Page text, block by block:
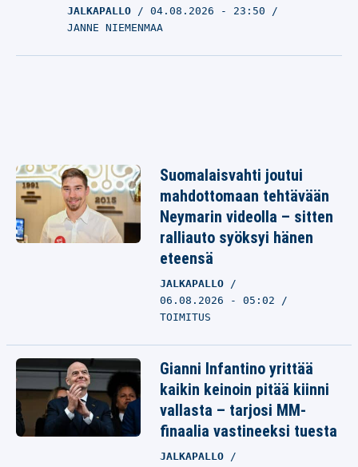
JALKAPALLO 04.08.2026 - 23:50
JANNE NIEMENMAA
Suomalaisvahti joutui
mahdottomaan tehtävään
Neymarin videolla – sitten
ralliauto syöksyi hänen
eteensä
JALKAPALLO
06.08.2026 - 05:02
TOIMITUS
Gianni Infantino yrittää
kaikin keinoin pitää kiinni
vallasta – tarjosi MM-
finaalia vastineeksi tuesta
JALKAPALLO